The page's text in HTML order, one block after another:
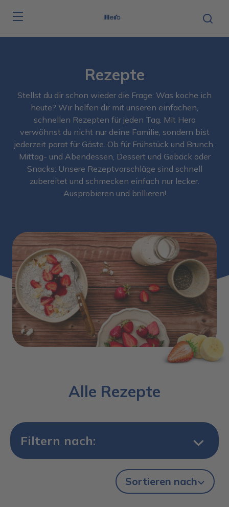
Rezepte
Stellst du dir schon wieder die Frage: Was koche ich
heute? Wir helfen dir mit unseren einfachen,
schnellen Rezepten für jeden Tag. Mit Hero
verwöhnst du nicht nur deine Familie, sondern bist
jederzeit parat für Gäste. Ob für Frühstück und Brunch,
Mittag- und Abendessen, Dessert und Gebäck oder
Snacks: Unsere Rezeptvorschläge sind schnell
zubereitet und schmecken einfach nur lecker.
Ausprobieren und brillieren!
Alle Rezepte
Filtern nach:
Sortieren nach